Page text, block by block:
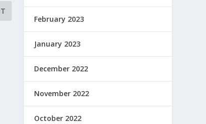
February 2023
January 2023
December 2022
November 2022
October 2022